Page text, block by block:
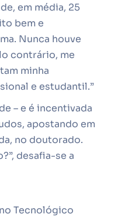
em média, 25
bem e
Nunca houve
contrário, me
minha
e estudantil.”
– e é incentivada
apostando em
no doutorado.
desafia-se a
Tecnológico